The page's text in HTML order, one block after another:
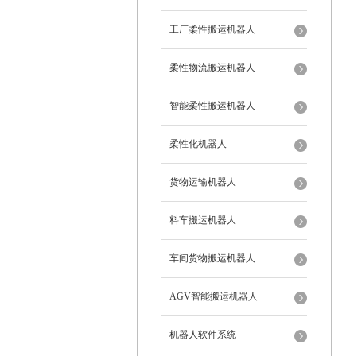
工厂柔性搬运机器人
柔性物流搬运机器人
智能柔性搬运机器人
柔性化机器人
货物运输机器人
料车搬运机器人
车间货物搬运机器人
AGV智能搬运机器人
机器人软件系统